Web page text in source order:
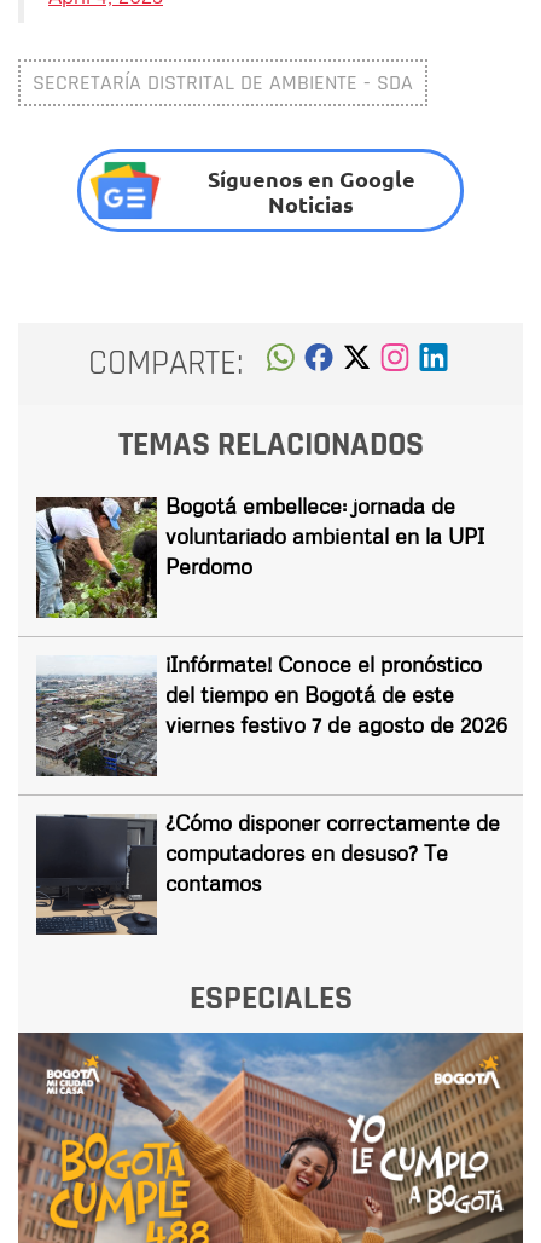
SECRETARÍA DISTRITAL DE AMBIENTE - SDA
Síguenos en Google
Noticias
COMPARTE:
TEMAS RELACIONADOS
Bogotá embellece: jornada de
voluntariado ambiental en la UPI
Perdomo
¡Infórmate! Conoce el pronóstico
del tiempo en Bogotá de este
viernes festivo 7 de agosto de 2026
¿Cómo disponer correctamente de
computadores en desuso? Te
contamos
ESPECIALES